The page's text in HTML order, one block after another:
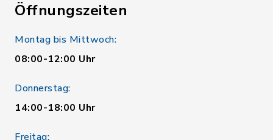
Öffnungszeiten
Montag bis Mittwoch:
08:00-12:00 Uhr
Donnerstag:
14:00-18:00 Uhr
Freitag: